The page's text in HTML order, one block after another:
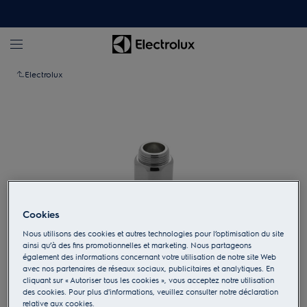
Electrolux
Appuyez pour zoomer
Cookies
Nous utilisons des cookies et autres technologies pour l’optimisation du site
ainsi qu’à des fins promotionnelles et marketing. Nous partageons
également des informations concernant votre utilisation de notre site Web
avec nos partenaires de réseaux sociaux, publicitaires et analytiques. En
cliquant sur « Autoriser tous les cookies », vous acceptez notre utilisation
des cookies. Pour plus d'informations, veuillez consulter notre déclaration
relative aux cookies.